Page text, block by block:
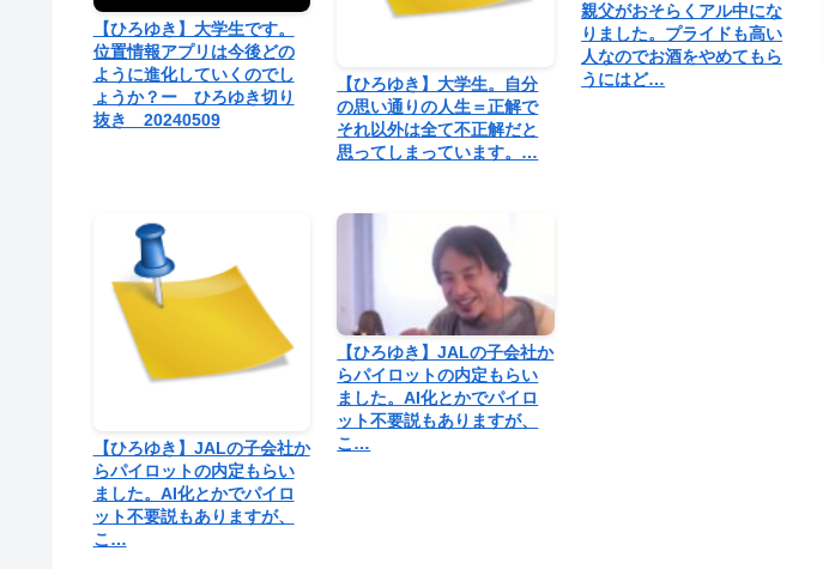
【ひろゆき】大学生です。
位置情報アプリは今後どの
ように進化していくのでし
ょうか？ー ひろゆき切り
抜き 20240509
【ひろゆき】大学生。自分
の思い通りの人生＝正解で
それ以外は全て不正解だと
思ってしまっています。…
親父がおそらくアル中にな
りました。プライドも高い
人なのでお酒をやめてもら
うにはど…
【ひろゆき】JALの子会社か
らパイロットの内定もらい
ました。AI化とかでパイロ
ット不要説もありますが、
こ…
【ひろゆき】JALの子会社か
らパイロットの内定もらい
ました。AI化とかでパイロ
ット不要説もありますが、
こ…